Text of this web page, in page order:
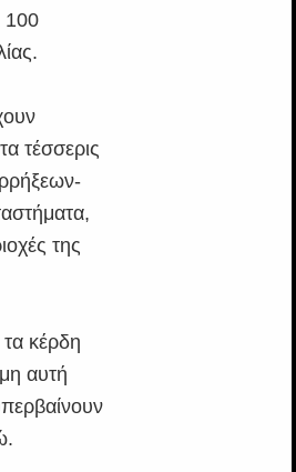
100
τέσσερις
της
τα κέρδη
αυτή